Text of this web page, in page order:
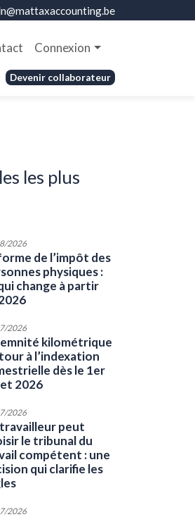
Connexion
Devenir collaborateur
2026
de l’impôt des
physiques :
change à partir
2026
kilométrique
à l’indexation
dès le 1er
2026
2026
peut
le tribunal du
compétent : une
qui clarifie les
2026